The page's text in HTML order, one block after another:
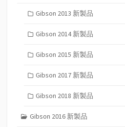
Gibson 2013 新製品
Gibson 2014 新製品
Gibson 2015 新製品
Gibson 2017 新製品
Gibson 2018 新製品
Gibson 2016 新製品